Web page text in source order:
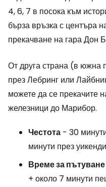
4, 6, 7 в посока към
бърза връзка с центъра
прекачване на гара Дон
От друга страна (в южна
през Лебринг или
можете да се прекачите
железници до Марибор.
Честота - 30
минути през
Време за пътуване
+ около 7 минути